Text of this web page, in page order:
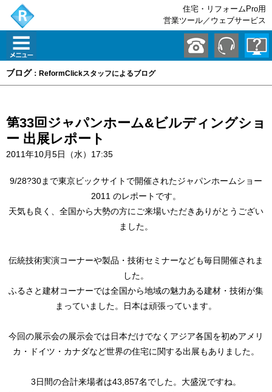
住宅・リフォームPro用
営業ツール／ウェブサービス
ブログ：ReformClickスタッフによるブログ
第33回ジャパンホーム&ビルディングショ
ー 出展レポート
2011年10月5日（水）17:35
9/28?30まで東京ビックサイトで開催されたジャパンホームショー
2011 のレポートです。
天気も良く、全国から大勢の方にご来場いただきありがとうござい
ました。
伝統技術実演コーナーや製品・技術セミナーなども毎日開催されま
した。
ふるさと建材コーナーでは全国から地域の魅力ある建材・技術が集
まっていました。日本は頑張っています。
今回の展示会の展示会では日本だけでなくアジア各国を初めアメリ
カ・ドイツ・カナダなど世界の住宅に関する出展もありました。
3日間の合計来場者は43,857名でした。大盛況ですね。